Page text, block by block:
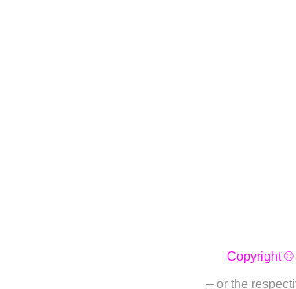
Copyright ©
– or the